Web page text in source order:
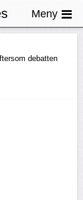
debatten
Meny